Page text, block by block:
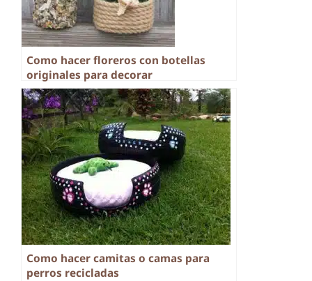
Como hacer floreros con botellas
originales para decorar
Como hacer camitas o camas para
perros recicladas